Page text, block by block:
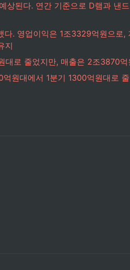
상된다. 연간 기준으로 D램과 낸
. 영업이익은 1조3329억원으로
지
로 줄었지만, 매출은 2조3870
원대에서 1분기 1300억원대로